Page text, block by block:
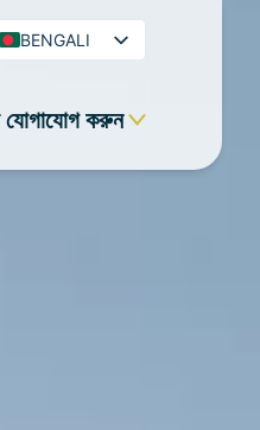
BENGALI
ARABIC
যোগাযোগ করুন